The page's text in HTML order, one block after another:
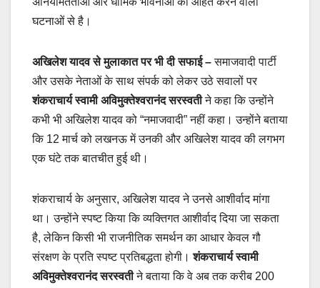
घटनाओं से है।
अखिलेश यादव से मुलाकात पर भी दी सफाई –समाजवादी पार्टी
और उसके नेताओं के साथ संपर्क को लेकर उठे सवालों पर
शंकराचार्य स्वामी अविमुक्तेश्वरानंद सरस्वतीने कहा कि उन्होंने
कभी भी अखिलेश यादव को “नमाजवादी” नहीं कहा। उन्होंने बताया
कि 12 मार्च को लखनऊ में उनकी और अखिलेश यादव की लगभग
एक घंटे तक बातचीत हुई थी।
शंकराचार्य के अनुसार, अखिलेश यादव ने उनसे आशीर्वाद मांगा
था। उन्होंने स्पष्ट किया कि व्यक्तिगत आशीर्वाद दिया जा सकता
है, लेकिन किसी भी राजनीतिक समर्थन का आधार केवल गौ
संरक्षण के प्रति स्पष्ट प्रतिबद्धता होगी।शंकराचार्य स्वामी
अविमुक्तेश्वरानंद सरस्वतीने बताया कि वे अब तक करीब 200